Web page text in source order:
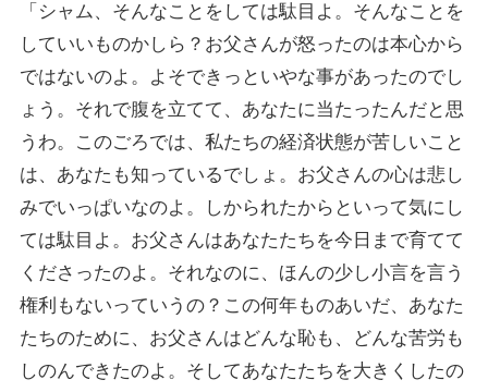
「シャム、そんなことをしては駄目よ。そんなことを
していいものかしら？お父さんが怒ったのは本心から
ではないのよ。よそできっといやな事があったのでし
ょう。それで腹を立てて、あなたに当たったんだと思
うわ。このごろでは、私たちの経済状態が苦しいこと
は、あなたも知っているでしょ。お父さんの心は悲し
みでいっぱいなのよ。しかられたからといって気にし
ては駄目よ。お父さんはあなたたちを今日まで育てて
くださったのよ。それなのに、ほんの少し小言を言う
権利もないっていうの？この何年ものあいだ、あなた
たちのために、お父さんはどんな恥も、どんな苦労も
しのんできたのよ。そしてあなたたちを大きくしたの